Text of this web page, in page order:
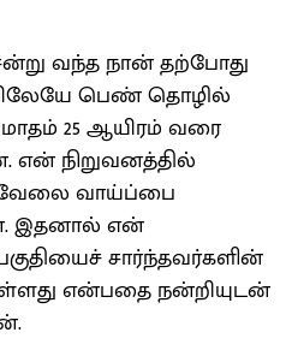
வந்த நான் தற்போது
பெண் தொழில்
25 ஆயிரம் வரை
என் நிறுவனத்தில்
வாய்ப்பை
இதனால் என்
சார்ந்தவர்களின்
என்பதை நன்றியுடன்